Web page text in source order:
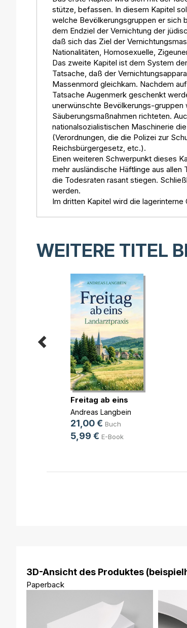
stütze, befassen. In diesem Kapitel
welche Bevölkerungsgruppen er sich
dem Endziel der Vernichtung der
daß sich das Ziel der
Nationalitäten, Homosexuelle,
Das zweite Kapitel ist dem System
Tatsache, daß der
Massenmord gleichkam. Nachdem
Tatsache Augenmerk geschenkt
unerwünschte Bevölkerungs-
Säuberungsmaßnahmen richteten.
nationalsozialistischen Maschinerie
(Verordnungen, die die Polizei zur
Reichsbürgergesetz, etc.).
Einen weiteren Schwerpunkt dieses
mehr ausländische Häftlinge aus
die Todesraten rasant stiegen.
werden.
Im dritten Kapitel wird die
WEITERE TITEL
Freitag ab eins
Andreas Langbein
21,00 € Buch
5,99 € E-Book
3D-Ansicht des Produktes
Paperback